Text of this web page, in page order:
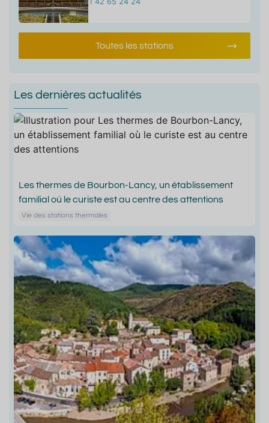
Toutes les stations
Les dernières actualités
Les thermes de Bourbon-Lancy, un établissement
familial où le curiste est au centre des attentions
Vie des stations thermales